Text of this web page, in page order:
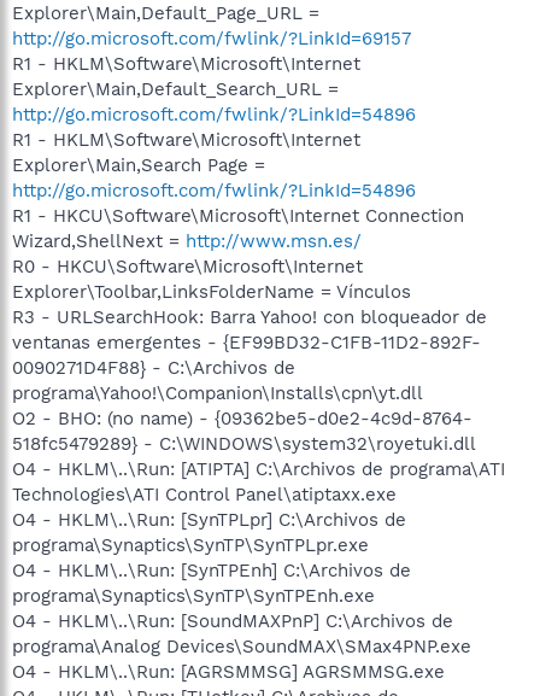
Explorer\Main,Default_Page_URL =
http://go.microsoft.com/fwlink/?LinkId=69157
R1 - HKLM\Software\Microsoft\Internet
Explorer\Main,Default_Search_URL =
http://go.microsoft.com/fwlink/?LinkId=54896
R1 - HKLM\Software\Microsoft\Internet
Explorer\Main,Search Page =
http://go.microsoft.com/fwlink/?LinkId=54896
R1 - HKCU\Software\Microsoft\Internet Connection
Wizard,ShellNext = http://www.msn.es/
R0 - HKCU\Software\Microsoft\Internet
Explorer\Toolbar,LinksFolderName = Vínculos
R3 - URLSearchHook: Barra Yahoo! con bloqueador de
ventanas emergentes - {EF99BD32-C1FB-11D2-892F-
0090271D4F88} - C:\Archivos de
programa\Yahoo!\Companion\Installs\cpn\yt.dll
O2 - BHO: (no name) - {09362be5-d0e2-4c9d-8764-
518fc5479289} - C:\WINDOWS\system32\royetuki.dll
O4 - HKLM\..\Run: [ATIPTA] C:\Archivos de programa\ATI
Technologies\ATI Control Panel\atiptaxx.exe
O4 - HKLM\..\Run: [SynTPLpr] C:\Archivos de
programa\Synaptics\SynTP\SynTPLpr.exe
O4 - HKLM\..\Run: [SynTPEnh] C:\Archivos de
programa\Synaptics\SynTP\SynTPEnh.exe
O4 - HKLM\..\Run: [SoundMAXPnP] C:\Archivos de
programa\Analog Devices\SoundMAX\SMax4PNP.exe
O4 - HKLM\..\Run: [AGRSMMSG] AGRSMMSG.exe